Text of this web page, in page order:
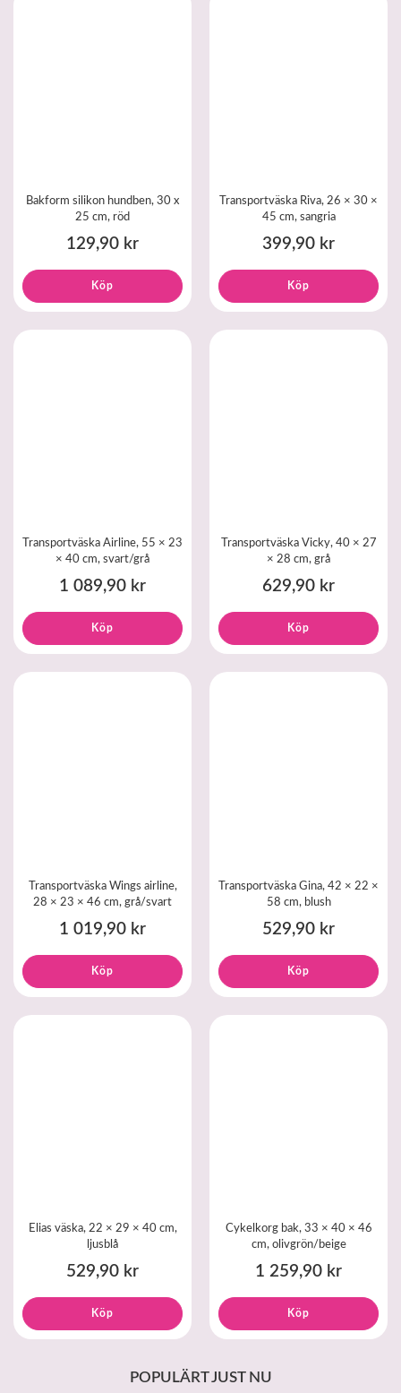
Bakform silikon hundben, 30 x
25 cm, röd
129,90 kr
Köp
Transportväska Riva, 26 × 30 ×
45 cm, sangria
399,90 kr
Köp
Transportväska Airline, 55 × 23
× 40 cm, svart/grå
1 089,90 kr
Köp
Transportväska Vicky, 40 × 27
× 28 cm, grå
629,90 kr
Köp
Transportväska Wings airline,
28 × 23 × 46 cm, grå/svart
1 019,90 kr
Köp
Transportväska Gina, 42 × 22 ×
58 cm, blush
529,90 kr
Köp
Elias väska, 22 × 29 × 40 cm,
ljusblå
529,90 kr
Köp
Cykelkorg bak, 33 × 40 × 46
cm, olivgrön/beige
1 259,90 kr
Köp
POPULÄRT JUST NU